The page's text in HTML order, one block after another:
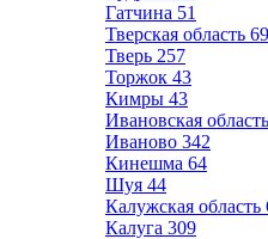
Гатчина 51
Тверская область
Тверь 257
Торжок 43
Кимры 43
Ивановская область
Иваново 342
Кинешма 64
Шуя 44
Калужская область
Калуга 309